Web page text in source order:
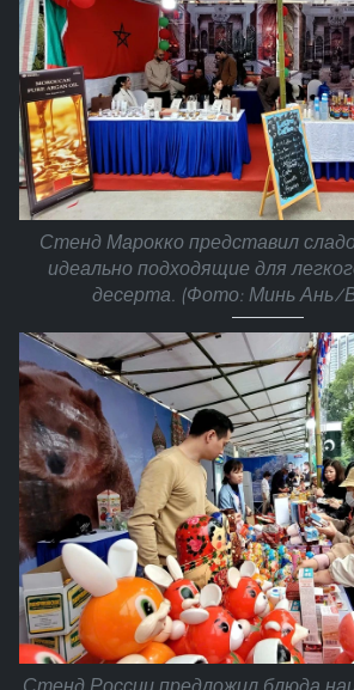
Стенд Марокко представил
идеально подходящие для
десерта. (Фото: Минь Ань/